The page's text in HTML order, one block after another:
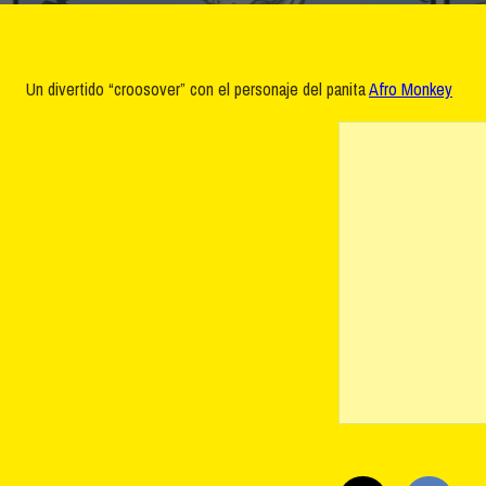
Un divertido “croosover” con el personaje del panitaAfro Monkey